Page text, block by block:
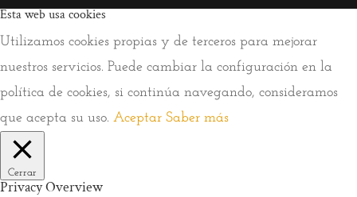
Esta web usa cookies
Utilizamos cookies propias y de terceros para mejorar
nuestros servicios. Puede cambiar la configuración en la
política de cookies, si continúa navegando, consideramos
que acepta su uso. Aceptar Saber más
Cerrar
Privacy Overview